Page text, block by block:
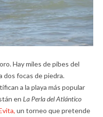
Hay miles de pibes del
dos focas de piedra.
a la playa más popular
en La Perla del Atlántico
un torneo que pretende